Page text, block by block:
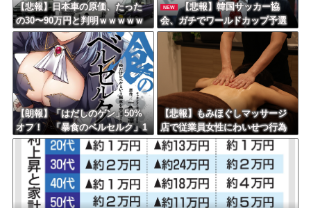
【悲報】日本車の原価、たった
の30〜90万円と判明ｗｗｗｗｗ
ｗｗｗｗｗｗ
NEW
【悲報】韓国サッカー協
会、ガチでワールドカップ予選
での審判への性接待がバレ大炎
上大騒ぎにｗｗｗｗｗｗｗｗ
【朗報】「はだしのゲン」50%
オフ！ 「暴食のベルセルク」1
4巻無料ｗｗｗｗｗｗ
【悲報】もみほぐしマッサージ
店で従業員女性にわいせつ行為
かで男を逮捕ｗｗｗｗｗｗｗｗ
ｗ